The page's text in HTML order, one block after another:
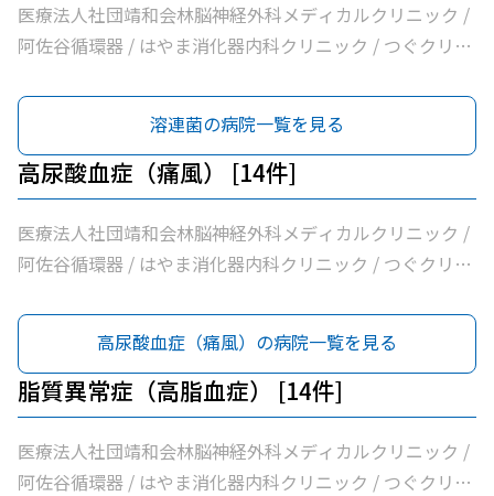
医療法人社団靖和会林脳神経外科メディカルクリニック /
阿佐谷循環器 / はやま消化器内科クリニック / つぐクリニ
人社団昇陽会阿佐谷すずき診療所 / 長沼内科 / 医療法人社
団明笙会たけうち内科 / 医療法人社団成宗診療所 / 今関医
院 / 医療法人社団蘭松会蘭松医院 / 医療法人社団成東会松
浦整形外科内科 / シャレール荻窪前やすだクリニック
溶連菌の病院一覧を見る
高尿酸血症（痛風） [14件]
医療法人社団靖和会林脳神経外科メディカルクリニック /
阿佐谷循環器 / はやま消化器内科クリニック / つぐクリニ
人社団昇陽会阿佐谷すずき診療所 / 長沼内科 / 医療法人社
団明笙会たけうち内科 / 医療法人社団成宗診療所 / 今関医
院 / 医療法人社団蘭松会蘭松医院 / 医療法人社団成東会松
浦整形外科内科 / シャレール荻窪前やすだクリニック
高尿酸血症（痛風）の病院一覧を見る
脂質異常症（高脂血症） [14件]
医療法人社団靖和会林脳神経外科メディカルクリニック /
阿佐谷循環器 / はやま消化器内科クリニック / つぐクリニ